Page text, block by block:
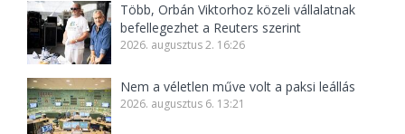
Több, Orbán Viktorhoz közeli vállalatnak
befellegezhet a Reuters szerint
2026. augusztus 2. 16:26
Nem a véletlen műve volt a paksi leállás
2026. augusztus 6. 13:21